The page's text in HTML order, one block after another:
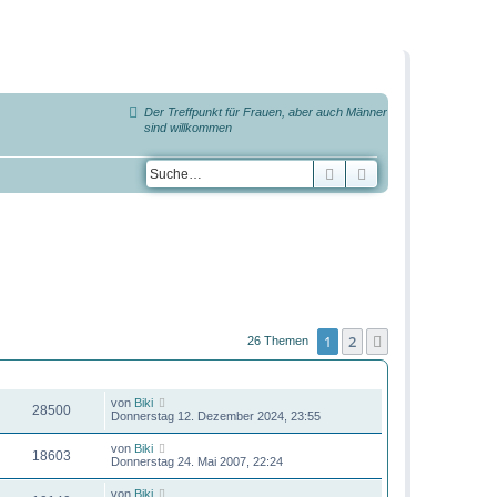
Der Treffpunkt für Frauen, aber auch Männer
sind willkommen
Suche
26 Themen 1 2
28500 von Biki
Donnerstag 12. Dezember 2024, 23:55
18603 von Biki
Donnerstag 24. Mai 2007, 22:24
von Biki